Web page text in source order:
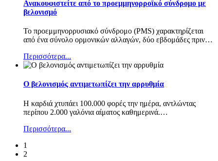
Ανακουφιστείτε από το προεμμηνορροϊκό σύνδρομο με
βελονισμό
Το προεμμηνορρυσιακό σύνδρομο (PMS) χαρακτηρίζεται
από ένα σύνολο ορμονικών αλλαγών, δύο εβδομάδες πριν…
Περισσότερα...
Ο βελονισμός αντιμετωπίζει την αρρυθμία
Η καρδιά χτυπάει 100.000 φορές την ημέρα, αντλώντας
περίπου 2.000 γαλόνια αίματος καθημερινά.…
Περισσότερα...
1
2